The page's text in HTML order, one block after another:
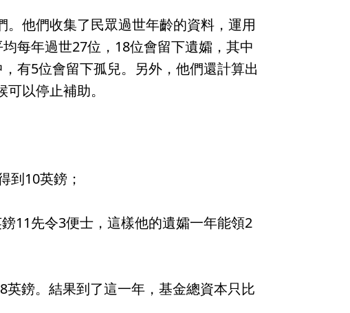
他們收集了民眾過世年齡的資料，運用
每年過世27位，18位會留下遺孀，其中
有5位會留下孤兒。另外，他們還計算出
以停止補助。
到10英鎊；
11先令3便士，這樣他的遺孀一年能領2
鎊。結果到了這一年，基金總資本只比